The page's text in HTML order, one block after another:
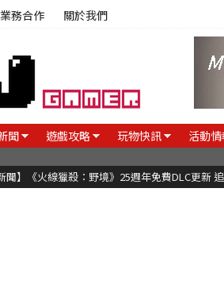
務合作 關於我們
聞 遊戲攻略 玩物快訊 活動情
聞】《火線獵殺：野境》25週年免費DLC更新